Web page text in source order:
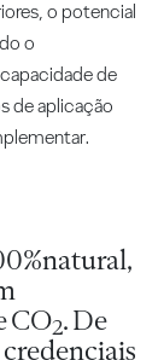
o potencial
o
de
de aplicação
CO2. De